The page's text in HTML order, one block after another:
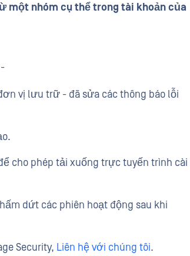
một nhóm cụ thể trong tài khoản của
vị lưu trữ - đã sửa các thông báo lỗi
cho phép tải xuống trực tuyến trình cài
dứt các phiên hoạt động sau khi
Security, Liên hệ với chúng tôi.